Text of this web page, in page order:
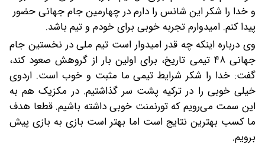
و خدا را شکر این شانس را دارم در چهارمین جام جهانی حضور
پیدا کنم. امیدوارم تجربه خوبی برای خودم و تیم باشد.
وی درباره اینکه چه قدر امیدوار است تیم ملی در نخستین جام
جهانی ۴۸ تیمی تاریخ، برای اولین بار از گروهش صعود کند،
گفت: خدا را شکر شرایط تیمی ما مثبت و خوب است. اردوی
خیلی خوبی را در ترکیه پشت سر گذاشتیم. در مکزیک هم به
این سمت می‌رویم که تورنمنت خوبی داشته باشیم. قطعا هدف
ما کسب بهترین نتایج است اما بهتر است بازی به بازی پیش
برویم.